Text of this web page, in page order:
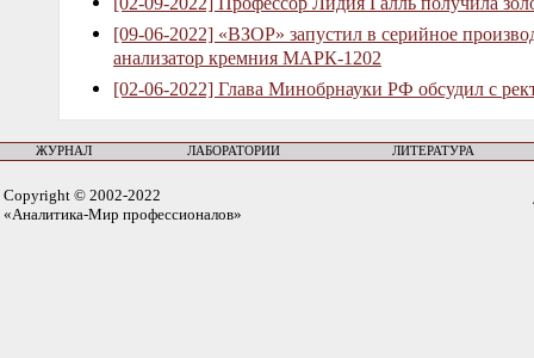
[09-06-2022] «ВЗОР» запустил в серийное
анализатор кремния МАРК-1202
[02-06-2022] Глава Минобрнауки РФ обсудил с
ЖУРНАЛ ЛАБОРАТОРИИ ЛИТЕРАТУРА
Copyright © 2002-2022
«Аналитика-Мир профессионалов»